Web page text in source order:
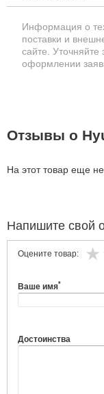
Информация о
поставки и
сайте.
оформлении
Отзывы о
На этот товар еще
Напишите свой
Оцените товар:
Ваше имя*
Достоинства